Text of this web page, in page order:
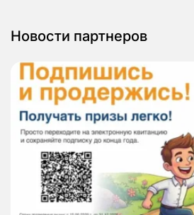
Новости партнеров